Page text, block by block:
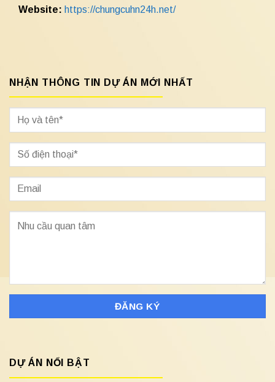
Website: https://chungcuhn24h.net/
NHẬN THÔNG TIN DỰ ÁN MỚI NHẤT
DỰ ÁN NỔI BẬT